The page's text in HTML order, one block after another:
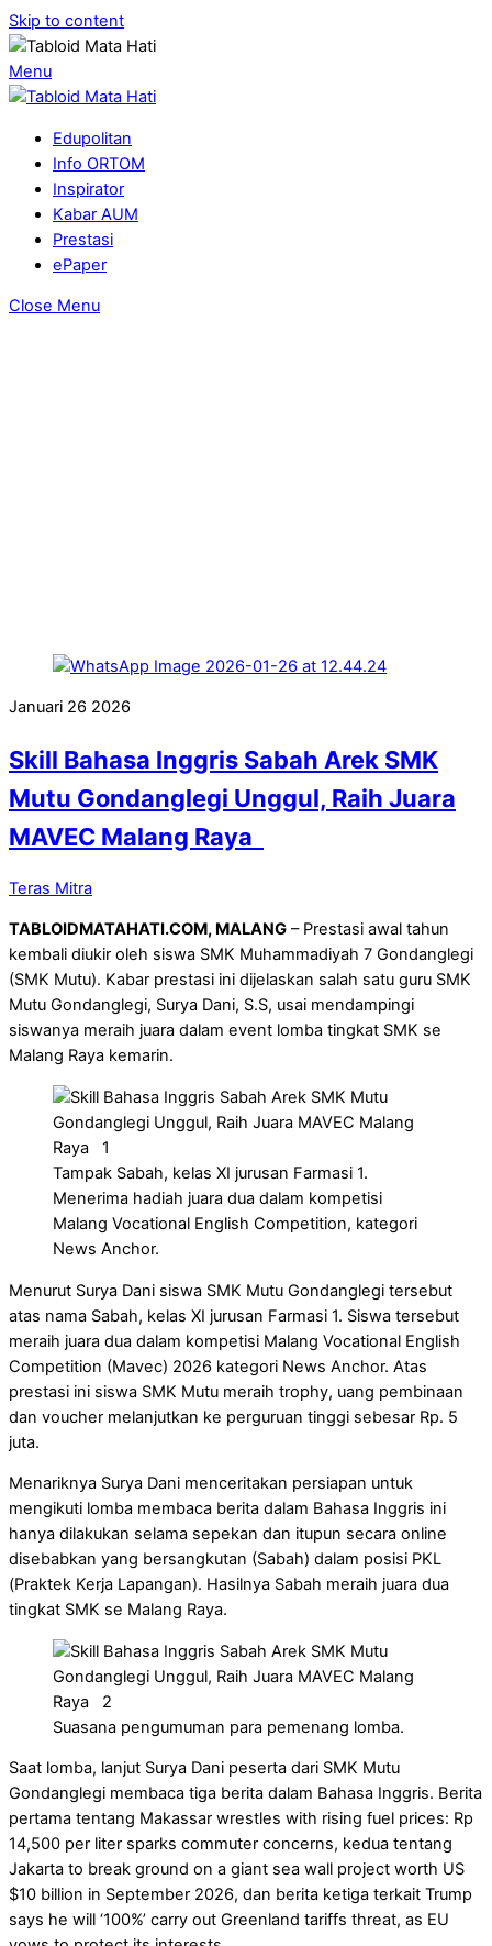
Skip to content
Menu
Edupolitan
Info ORTOM
Inspirator
Kabar AUM
Prestasi
ePaper
Close Menu
Januari 26 2026
Skill Bahasa Inggris Sabah Arek SMK
Mutu Gondanglegi Unggul, Raih Juara
MAVEC Malang Raya
Teras Mitra
TABLOIDMATAHATI.COM, MALANG – Prestasi awal tahun
kembali diukir oleh siswa SMK Muhammadiyah 7 Gondanglegi
(SMK Mutu). Kabar prestasi ini dijelaskan salah satu guru SMK
Mutu Gondanglegi, Surya Dani, S.S, usai mendampingi
siswanya meraih juara dalam event lomba tingkat SMK se
Malang Raya kemarin.
Tampak Sabah, kelas XI jurusan Farmasi 1.
Menerima hadiah juara dua dalam kompetisi
Malang Vocational English Competition, kategori
News Anchor.
Menurut Surya Dani siswa SMK Mutu Gondanglegi tersebut
atas nama Sabah, kelas XI jurusan Farmasi 1. Siswa tersebut
meraih juara dua dalam kompetisi Malang Vocational English
Competition (Mavec) 2026 kategori News Anchor. Atas
prestasi ini siswa SMK Mutu meraih trophy, uang pembinaan
dan voucher melanjutkan ke perguruan tinggi sebesar Rp. 5
juta.
Menariknya Surya Dani menceritakan persiapan untuk
mengikuti lomba membaca berita dalam Bahasa Inggris ini
hanya dilakukan selama sepekan dan itupun secara online
disebabkan yang bersangkutan (Sabah) dalam posisi PKL
(Praktek Kerja Lapangan). Hasilnya Sabah meraih juara dua
tingkat SMK se Malang Raya.
Suasana pengumuman para pemenang lomba.
Saat lomba, lanjut Surya Dani peserta dari SMK Mutu
Gondanglegi membaca tiga berita dalam Bahasa Inggris. Berita
pertama tentang Makassar wrestles with rising fuel prices: Rp
14,500 per liter sparks commuter concerns, kedua tentang
Jakarta to break ground on a giant sea wall project worth US
$10 billion in September 2026, dan berita ketiga terkait Trump
says he will ‘100%’ carry out Greenland tariffs threat, as EU